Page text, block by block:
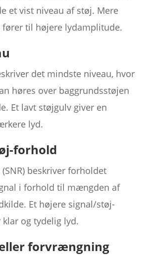
et vist niveau af støj. Mere
til højere lydamplitude.
det mindste niveau, hvor
høres over baggrundsstøjen
Et lavt støjgulv giver en
lyd.
forhold
beskriver forholdet
i forhold til mængden af
Et højere signal/støj-
og tydelig lyd.
forvrængning